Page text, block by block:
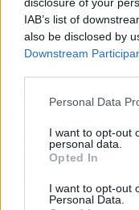
IAB’s list of
also be disclosed by
Downstream
Personal Data
I want to opt-out
personal data.
Opted In
I want to opt-out
Personal Data.
significativa. Su
Casa Codina,
combina
y una cuidada
colecciones de
icónicas de alta
de manufactura
propuestas